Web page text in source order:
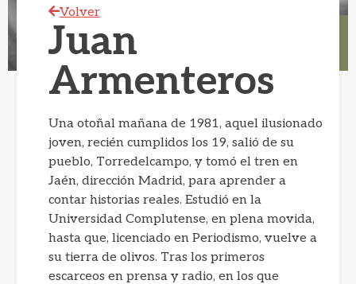
Volver
Juan
Armenteros
Una otoñal mañana de 1981, aquel ilusionado
joven, recién cumplidos los 19, salió de su
pueblo, Torredelcampo, y tomó el tren en
Jaén, dirección Madrid, para aprender a
contar historias reales. Estudió en la
Universidad Complutense, en plena movida,
hasta que, licenciado en Periodismo, vuelve a
su tierra de olivos. Tras los primeros
escarceos en prensa y radio, en los que